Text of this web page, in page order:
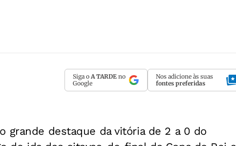
Siga o A TARDE no
Google
Nos adicione às suas
fontes preferidas
grande destaque da vitória de 2 a 0 do